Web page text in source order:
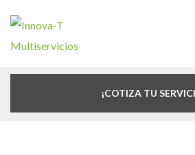
¡COTIZA TU